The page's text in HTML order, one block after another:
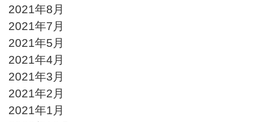
2021年8月
2021年7月
2021年5月
2021年4月
2021年3月
2021年2月
2021年1月